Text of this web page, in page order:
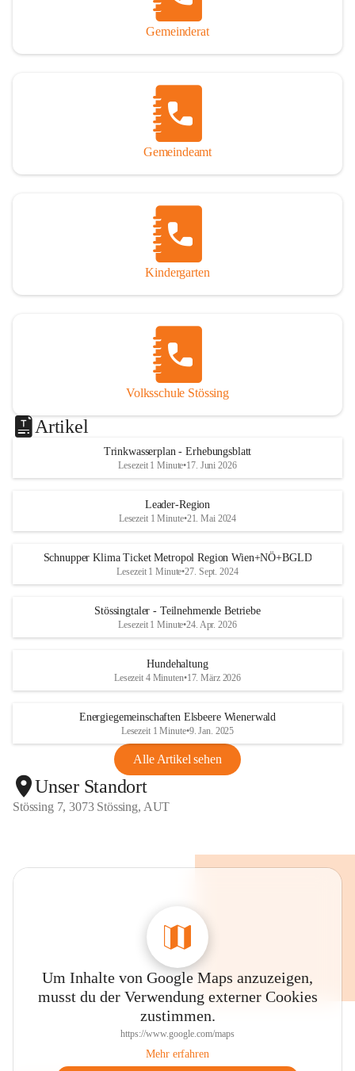
Gemeinderat
Gemeindeamt
Kindergarten
Volksschule Stössing
Artikel
Trinkwasserplan - Erhebungsblatt
Lesezeit 1 Minute•17. Juni 2026
Leader-Region
Lesezeit 1 Minute•21. Mai 2024
Schnupper Klima Ticket Metropol Region Wien+NÖ+BGLD
Lesezeit 1 Minute•27. Sept. 2024
Stössingtaler - Teilnehmende Betriebe
Lesezeit 1 Minute•24. Apr. 2026
Hundehaltung
Lesezeit 4 Minuten•17. März 2026
Energiegemeinschaften Elsbeere Wienerwald
Lesezeit 1 Minute•9. Jan. 2025
Alle Artikel sehen
Unser Standort
Stössing 7, 3073 Stössing, AUT
Um Inhalte von Google Maps anzuzeigen,
musst du der Verwendung externer Cookies
zustimmen.
https://www.google.com/maps
Mehr erfahren